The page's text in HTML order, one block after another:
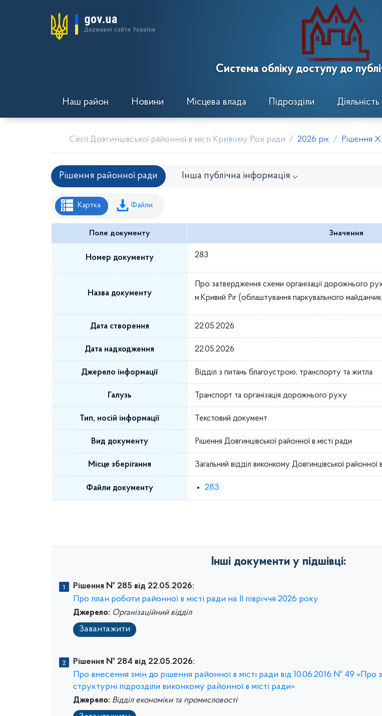
Система обліку доступу до
Наш район Новини Місцева влада Підрозділи Діяльність
Сесії Довгинцівської районної в місті Кривому Розі ради 2026 рік Рішення
Рішення районної ради Інша публічна інформація ⌵
Рішення районної ради
Проекти рішень районної ради
Проєкти рішень виконавчого комітету
Картка Файли
Поле документу Значення
Номер документу 283
Назва документу
Про затвердження схеми організації дорожнього
м.Кривий Ріг (облаштування паркувального
Дата створення 22.05.2026
Дата надходження 22.05.2026
Джерело інформації Відділ з питань благоустрою, транспорту та житла
Галузь Транспорт та організація дорожнього руху
Тип, носій інформації Текстовий документ
Вид документу Рішення Довгинцівської районної в місті ради
Місце зберігання Загальний відділ виконкому Довгинцівської районної
Файли документу 283
Інші документи у підшівці:
Рішення № 285 від 22.05.2026:
Про план роботи районної в місті ради на ІІ півріччя 2026 року
Джерело: Організаційний відділ
Завантажити
Рішення № 284 від 22.05.2026:
Про внесення змін до рішення районної в місті ради від 10.06.2016 № 49
структурні підрозділи виконкому районної в місті ради»
Джерело: Відділ економіки та промисловості